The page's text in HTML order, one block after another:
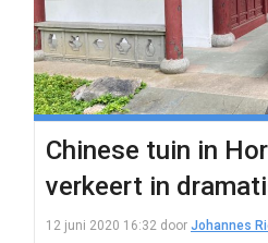
Chinese tuin in
verkeert in
12 juni 2020 16:32 door Johannes